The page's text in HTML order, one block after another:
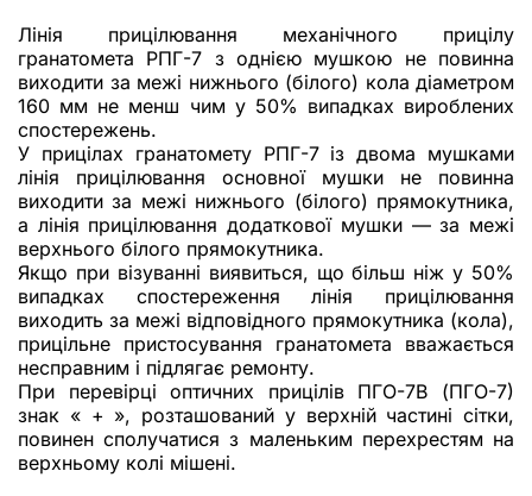
Лінія прицілювання механічного прицілу
гранатомета РПГ-7 з однією мушкою не повинна
виходити за межі нижнього (білого) кола діаметром
160 мм не менш чим у 50% випадках вироблених
спостережень.
У прицілах гранатомету РПГ-7 із двома мушками
лінія прицілювання основної мушки не повинна
виходити за межі нижнього (білого) прямокутника,
а лінія прицілювання додаткової мушки — за межі
верхнього білого прямокутника.
Якщо при візуванні виявиться, що більш ніж у 50%
випадках спостереження лінія прицілювання
виходить за межі відповідного прямокутника (кола),
прицільне пристосування гранатомета вважається
несправним і підлягає ремонту.
При перевірці оптичних прицілів ПГО-7В (ПГО-7)
знак « + », розташований у верхній частині сітки,
повинен сполучатися з маленьким перехрестям на
верхньому колі мішені.